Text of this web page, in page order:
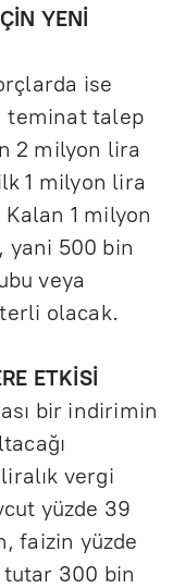
YENİ
ise
teminat talep
2 milyon lira
1 milyon lira
1 milyon
yani 500 bin
veya
olacak.
ETKİSİ
bir indirimin
vergi
yüzde 39
faizin yüzde
300 bin